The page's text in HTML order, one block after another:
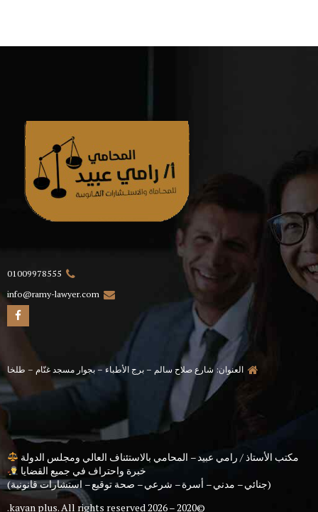
01009978555
info@ramy-lawyer.com
العنوان: شارع صلاح سالم – برج الأطباء – بجوار مسجد غنّام – طلخا
مكتب الأستاذ / رامي عبيد – المحامي بالاستئناف العالي ومجلس الدولة
خبرة واحتراف في جميع القضايا
(جنائي – مدني – أسرة – شرعي – صحة توقيع – استشارات قانونية)
©2020 – 2026
kayan plus. All rights reserved.